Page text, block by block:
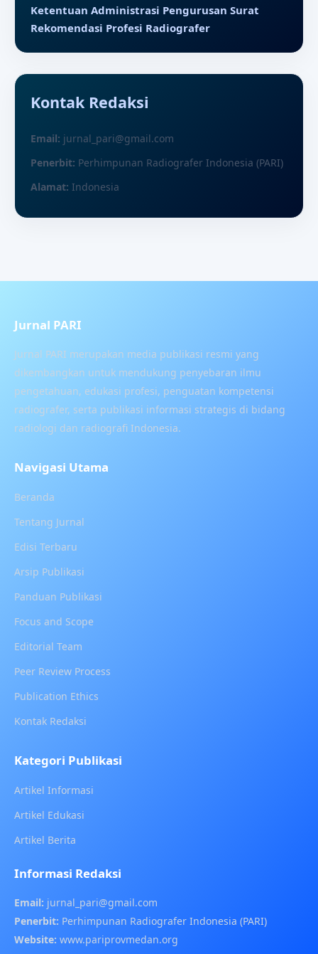
Ketentuan Administrasi Pengurusan Surat
Rekomendasi Profesi Radiografer
Kontak Redaksi
Email: jurnal_pari@gmail.com
Penerbit: Perhimpunan Radiografer Indonesia (PARI)
Alamat: Indonesia
Jurnal PARI
Jurnal PARI merupakan media publikasi resmi yang
dikembangkan untuk mendukung penyebaran ilmu
pengetahuan, edukasi profesi, penguatan kompetensi
radiografer, serta publikasi informasi strategis di bidang
radiologi dan radiografi Indonesia.
Navigasi Utama
Beranda
Tentang Jurnal
Edisi Terbaru
Arsip Publikasi
Panduan Publikasi
Focus and Scope
Editorial Team
Peer Review Process
Publication Ethics
Kontak Redaksi
Kategori Publikasi
Artikel Informasi
Artikel Edukasi
Artikel Berita
Informasi Redaksi
Email: jurnal_pari@gmail.com
Penerbit: Perhimpunan Radiografer Indonesia (PARI)
Website: www.pariprovmedan.org